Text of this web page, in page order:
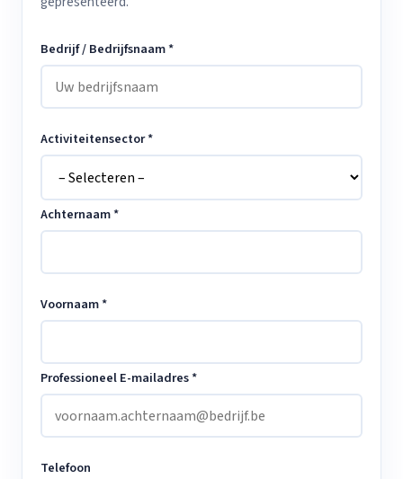
Bedrijf / Bedrijfsnaam *
Activiteitensector *
Achternaam *
Voornaam *
Professioneel E-mailadres *
Telefoon